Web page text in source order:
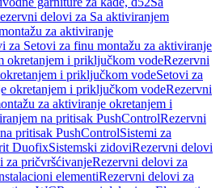
delovi za Sa aktiviranjem
za aktiviranje
za Setovi za finu montažu za aktiviranje
okretanjem i priključkom vodeRezervni
i priključkom vodeSetovi za
okretanjem i priključkom vodeRezervni
za aktiviranje okretanjem i
na pritisak PushControlRezervni
pritisak PushControlSistemi za
DuofixSistemski zidoviRezervni delovi
za pričvršćivanjeRezervni delovi za
elementiRezervni delovi za